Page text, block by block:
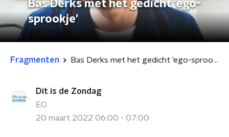
Bas Derks met het gedicht 'ego-
sprookje'
Fragmenten Bas Derks met het gedicht 'ego-sprookje'
Dit is de Zondag
EO
20 maart 2022 06:00 - 07:00